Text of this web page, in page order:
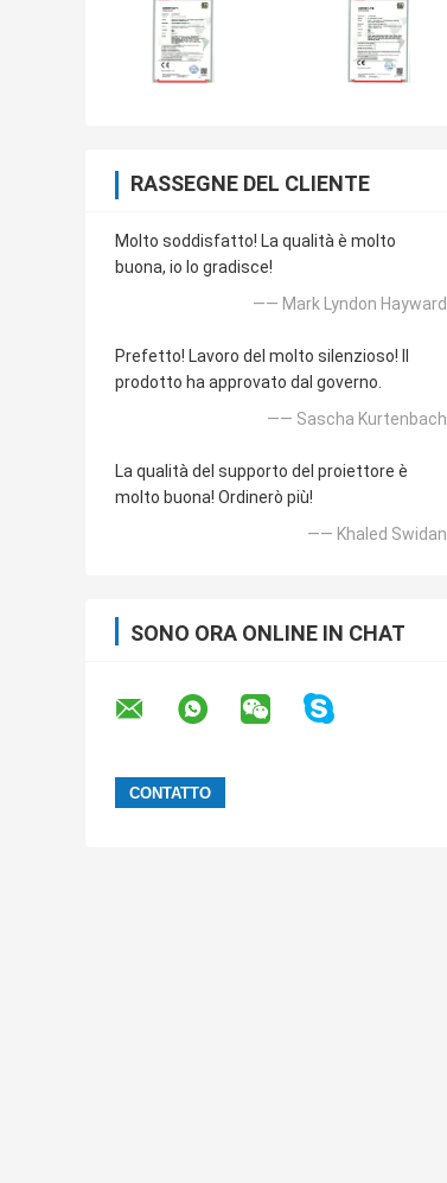
RASSEGNE DEL CLIENTE
Molto soddisfatto! La qualità è molto
buona, io lo gradisce!
—— Mark Lyndon Hayward
Prefetto! Lavoro del molto silenzioso! Il
prodotto ha approvato dal governo.
—— Sascha Kurtenbach
La qualità del supporto del proiettore è
molto buona! Ordinerò più!
—— Khaled Swidan
SONO ORA ONLINE IN CHAT